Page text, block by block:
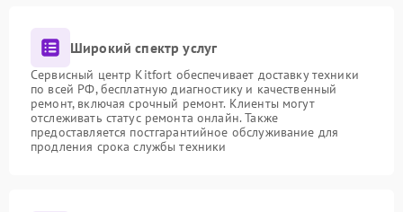
Широкий спектр услуг
Сервисный центр Kitfort обеспечивает доставку техники
по всей РФ, бесплатную диагностику и качественный
ремонт, включая срочный ремонт. Клиенты могут
отслеживать статус ремонта онлайн. Также
предоставляется постгарантийное обслуживание для
продления срока службы техники